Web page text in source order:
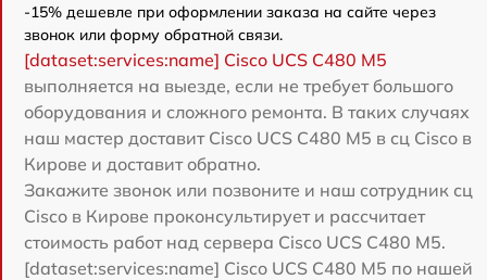
-15% дешевле при оформлении заказа на сайте через
звонок или форму обратной связи.
[dataset:services:name] Cisco UCS C480 M5
выполняется на выезде, если не требует большого
оборудования и сложного ремонта. В таких случаях
наш мастер доставит Cisco UCS C480 M5 в сц Cisco в
Кирове и доставит обратно.
Закажите звонок или позвоните и наш сотрудник сц
Cisco в Кирове проконсультирует и рассчитает
стоимость работ над сервера Cisco UCS C480 M5.
[dataset:services:name] Cisco UCS C480 M5 по нашей